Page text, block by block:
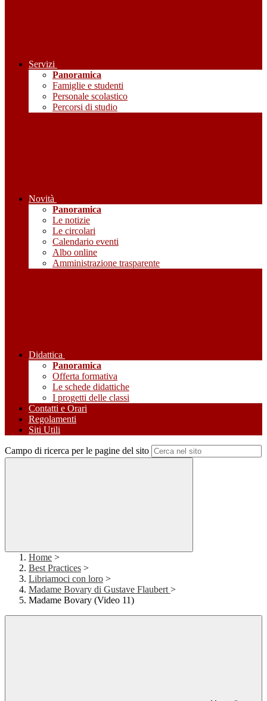
Servizi
Panoramica
Famiglie e studenti
Personale scolastico
Percorsi di studio
Novità
Panoramica
Le notizie
Le circolari
Calendario eventi
Albo online
Amministrazione trasparente
Didattica
Panoramica
Offerta formativa
Le schede didattiche
I progetti delle classi
Contatti e Orari
Regolamenti
Siti Utili
Campo di ricerca per le pagine del sito
Home >
Best Practices >
Libriamoci con loro >
Madame Bovary di Gustave Flaubert >
Madame Bovary (Video 11)